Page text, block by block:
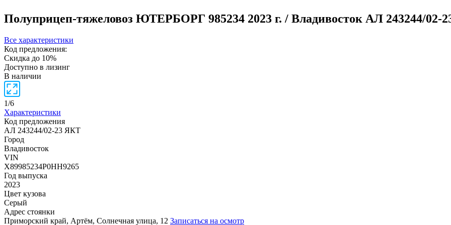
Полуприцеп-тяжеловоз ЮТЕРБОРГ 985234 2023 г. / Владивосток АЛ 243244/02-
Все характеристики
Код предложения:
Скидка до 10%
Доступно в лизинг
В наличии
1/6
Характеристики
Код предложения
АЛ 243244/02-23 ЯКТ
Город
Владивосток
VIN
X89985234P0HH9265
Год выпуска
2023
Цвет кузова
Серый
Адрес стоянки
Приморский край, Артём, Солнечная улица, 12 Записаться на осмотр